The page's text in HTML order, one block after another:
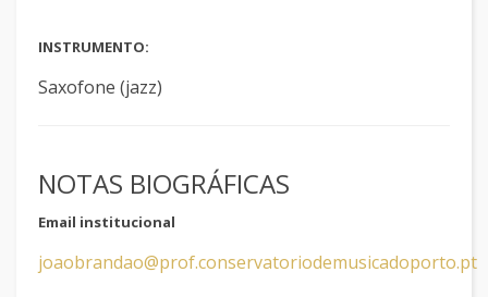
INSTRUMENTO:
Saxofone (jazz)
NOTAS BIOGRÁFICAS
Email institucional
joaobrandao@prof.conservatoriodemusicadoporto.pt